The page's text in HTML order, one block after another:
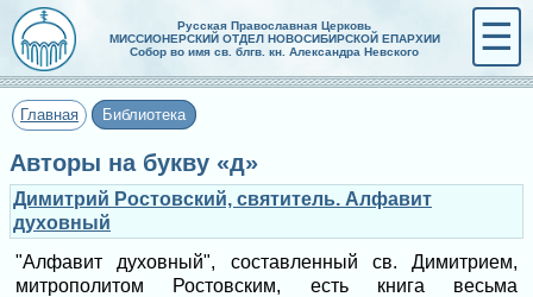
Русская Православная Церковь
МИССИОНЕРСКИЙ ОТДЕЛ НОВОСИБИРСКОЙ ЕПАРХИИ
Собор во имя св. блгв. кн. Александра Невского
☰
Главная Библиотека
Авторы на букву «д»
Димитрий Ростовский, святитель. Алфавит
духовный
"Алфавит духовный", составленный св. Димитрием,
митрополитом Ростовским, есть книга весьма